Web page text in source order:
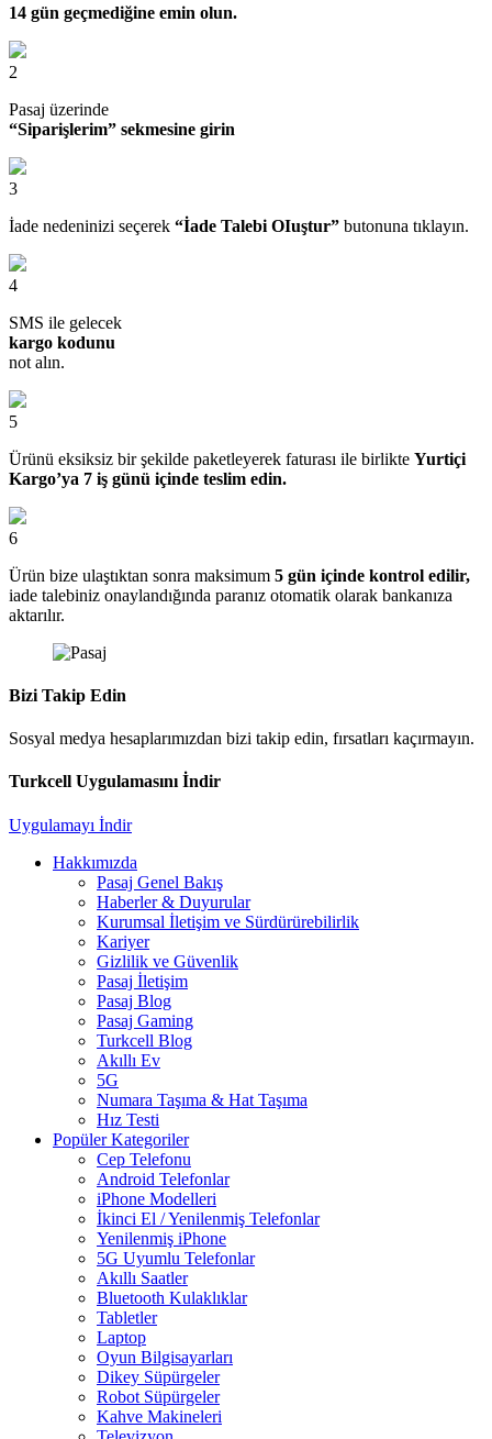
14 gün geçmediğine emin olun.
2
Pasaj üzerinde
“Siparişlerim” sekmesine girin
3
İade nedeninizi seçerek “İade Talebi OIuştur” butonuna tıklayın.
4
SMS ile gelecek
kargo kodunu
not alın.
5
Ürünü eksiksiz bir şekilde paketleyerek faturası ile birlikte Yurtiçi
Kargo’ya 7 iş günü içinde teslim edin.
6
Ürün bize ulaştıktan sonra maksimum 5 gün içinde kontrol edilir,
iade talebiniz onaylandığında paranız otomatik olarak bankanıza
aktarılır.
Bizi Takip Edin
Sosyal medya hesaplarımızdan bizi takip edin, fırsatları kaçırmayın.
Turkcell Uygulamasını İndir
Uygulamayı İndir
Hakkımızda
Pasaj Genel Bakış
Haberler & Duyurular
Kurumsal İletişim ve Sürdürürebilirlik
Kariyer
Gizlilik ve Güvenlik
Pasaj İletişim
Pasaj Blog
Pasaj Gaming
Turkcell Blog
Akıllı Ev
5G
Numara Taşıma & Hat Taşıma
Hız Testi
Popüler Kategoriler
Cep Telefonu
Android Telefonlar
iPhone Modelleri
İkinci El / Yenilenmiş Telefonlar
Yenilenmiş iPhone
5G Uyumlu Telefonlar
Akıllı Saatler
Bluetooth Kulaklıklar
Tabletler
Laptop
Oyun Bilgisayarları
Dikey Süpürgeler
Robot Süpürgeler
Kahve Makineleri